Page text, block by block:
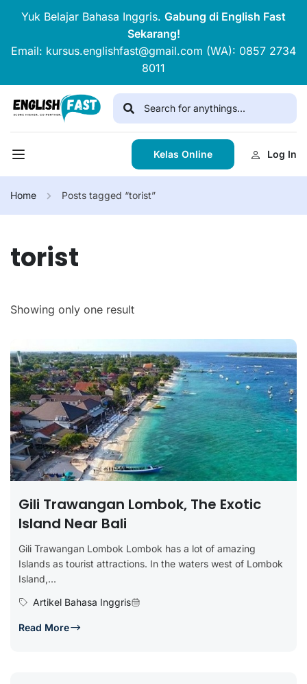
Yuk Belajar Bahasa Inggris. Gabung di English Fast
Sekarang!
Email: kursus.englishfast@gmail.com (WA): 0857 2734
8011
Kelas Online Log In
Home Posts tagged “torist”
torist
Showing only one result
Gili Trawangan Lombok, The Exotic
Island Near Bali
Gili Trawangan Lombok Lombok has a lot of amazing
Islands as tourist attractions. In the waters west of Lombok
Island,...
Artikel Bahasa Inggris
Read More